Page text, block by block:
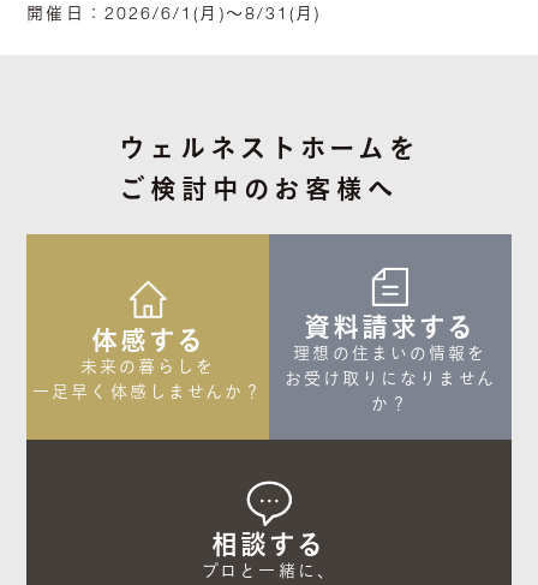
開催日： 2026/6/1(月)～8/31(月)
ウェルネストホームを
ご検討中のお客様へ
体感する
未来の暮らしを
一足早く体感しませんか？
資料請求する
理想の住まいの情報を
お受け取りになりません
か？
相談する
プロと一緒に、